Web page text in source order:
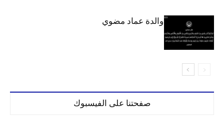
الهلال يحتسب والدة عماد مضوي
صفحتنا على الفيسبوك